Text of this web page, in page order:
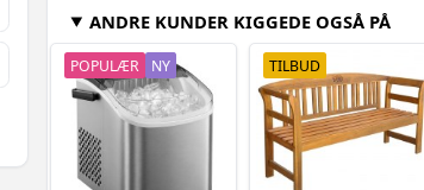
ANDRE KUNDER KIGGEDE OGSÅ PÅ
POPULÆR NY TILBUD